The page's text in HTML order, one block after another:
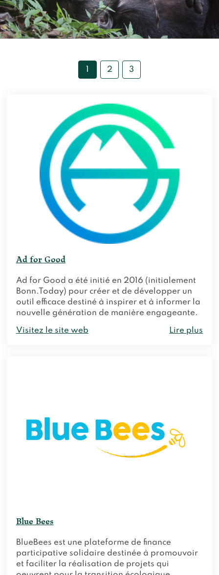
Vies de primates
Les héros du JGI France
Devenir membre du "Cercle des Amis de Jane"
Faire un don
Devenir Chimp Guardian
1 2 3
Ad for Good
Ad for Good a été initié en 2016 (initialement
Bonn.Today) pour créer et de développer un
outil efficace destiné à inspirer et à informer la
nouvelle génération de manière engageante.
Visitez le site web Lire plus
Blue Bees
BlueBees est une plateforme de finance
participative solidaire destinée à promouvoir
et faciliter la réalisation de projets qui